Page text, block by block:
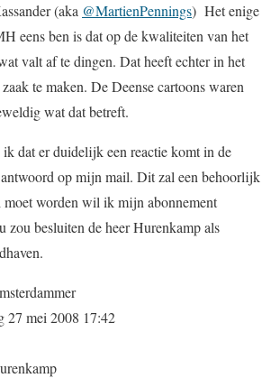
(aka @MartienPennings) Het enige
eens ben is dat op de kwaliteiten van het
valt af te dingen. Dat heeft echter in het
te maken. De Deense cartoons waren
wat dat betreft.
dat er duidelijk een reactie komt in de
op mijn mail. Dit zal een behoorlijk
moet worden wil ik mijn abonnement
zou besluiten de heer Hurenkamp als
27 mei 2008 17:42